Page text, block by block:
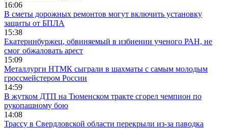
16:06
В сметы дорожных ремонтов могут включить установку
защиты от БПЛА
15:38
Екатеринбуржец, обвиняемый в избиении ученого РАН, не
смог обжаловать арест
15:09
Металлурги НТМК сыграли в шахматы с самым молодым
гроссмейстером России
14:59
В жутком ДТП на Тюменском тракте сгорел чемпион по
рукопашному бою
14:08
Трассу в Свердловской области перекрыли из-за паводка